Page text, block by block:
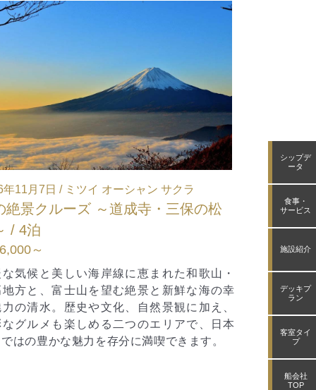
シップデ
ータ
食事・
サービス
施設紹介
デッキプ
ラン
客室タイ
プ
船会社
TOP
年12月19日 / ミツイ オーシャン フジ
リスマスクルーズ ～別府・佐世保～
ース（大阪発・横浜着） / 6泊
～
ニュー
ズ（横
¥712,000